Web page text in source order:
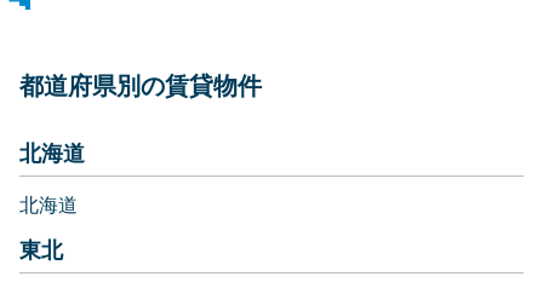
都道府県別の賃貸物件
北海道
北海道
東北